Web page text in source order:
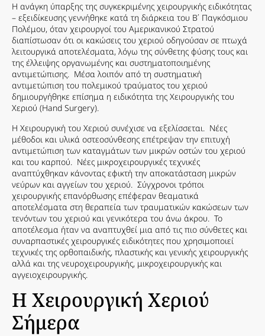
Η ανάγκη ύπαρξης της συγκεκριμένης χειρουργικής ειδικότητας
– εξειδίκευσης γεννήθηκε κατά τη διάρκεια του Β΄ Παγκόσμιου
Πολέμου, όταν χειρουργοί του Αμερικανικού Στρατού
διαπίστωσαν ότι οι κακώσεις του χεριού οδηγούσαν σε πτωχά
λειτουργικά αποτελέσματα, λόγω της σύνθετης φύσης τους και
της έλλειψης οργανωμένης και συστηματοποιημένης
αντιμετώπισης. Μέσα λοιπόν από τη συστηματική
αντιμετώπιση του πολεμικού τραύματος του χεριού
δημιουργήθηκε επίσημα η ειδικότητα της Χειρουργικής του
Χεριού (Hand Surgery).
Η Χειρουργική του Χεριού συνέχισε να εξελίσσεται. Νέες
μέθοδοι και υλικά οστεοσύνθεσης επέτρεψαν την επιτυχή
αντιμετώπιση των καταγμάτων των μικρών οστών του χεριού
και του καρπού. Νέες μικροχειρουργικές τεχνικές
αναπτύχθηκαν κάνοντας εφικτή την αποκατάσταση μικρών
νεύρων και αγγείων του χεριού. Σύγχρονοι τρόποι
χειρουργικής επανόρθωσης επέφεραν θεαματικά
αποτελέσματα στη θεραπεία των τραυματικών κακώσεων των
τενόντων του χεριού και γενικότερα του άνω άκρου. Το
αποτέλεσμα ήταν να αναπτυχθεί μια από τις πιο σύνθετες και
συναρπαστικές χειρουργικές ειδικότητες που χρησιμοποιεί
τεχνικές της ορθοπαιδικής, πλαστικής και γενικής χειρουργικής
αλλά και της νευροχειρουργικής, μικροχειρουργικής και
αγγειοχειρουργικής.
Η Χειρουργική Χεριού
Σήμερα